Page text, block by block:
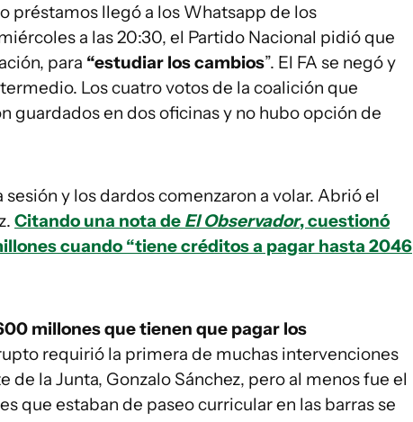
préstamos llegó a los Whatsapp de los
a las 20:30, el Partido Nacional pidió que
para “estudiar los cambios”. El FA se negó y
Los cuatro votos de la coalición que
guardados en dos oficinas y no hubo opción de
sesión y los dardos comenzaron a volar. Abrió el
Citando una nota de El Observador, cuestionó
cuando “tiene créditos a pagar hasta 2046
millones que tienen que pagar los
requirió la primera de muchas intervenciones
la Junta, Gonzalo Sánchez, pero al menos fue el
que estaban de paseo curricular en las barras se